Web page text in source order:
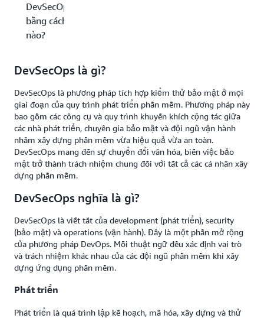
DevSecOps
bằng cách
nào?
DevSecOps là gì?
DevSecOps là phương pháp tích hợp kiểm thử bảo mật ở mọi
giai đoạn của quy trình phát triển phần mềm. Phương pháp này
bao gồm các công cụ và quy trình khuyến khích cộng tác giữa
các nhà phát triển, chuyên gia bảo mật và đội ngũ vận hành
nhằm xây dựng phần mềm vừa hiệu quả vừa an toàn.
DevSecOps mang đến sự chuyển đổi văn hóa, biến việc bảo
mật trở thành trách nhiệm chung đối với tất cả các cá nhân xây
dựng phần mềm.
DevSecOps nghĩa là gì?
DevSecOps là viết tắt của development (phát triển), security
(bảo mật) và operations (vận hành). Đây là một phần mở rộng
của phương pháp DevOps. Mỗi thuật ngữ đều xác định vai trò
và trách nhiệm khác nhau của các đội ngũ phần mềm khi xây
dựng ứng dụng phần mềm.
Phát triển
Phát triển là quá trình lập kế hoạch, mã hóa, xây dựng và thử